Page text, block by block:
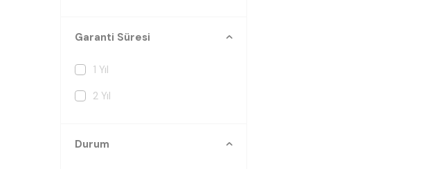
Garanti Süresi
1 Yıl
2 Yıl
Durum